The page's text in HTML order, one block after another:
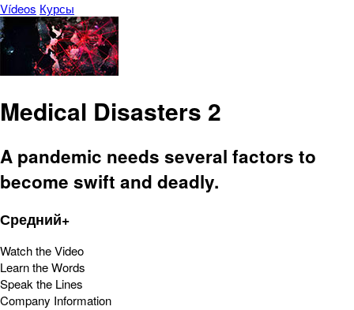
Vídeos Курсы
Medical Disasters 2
A pandemic needs several factors to
become swift and deadly.
Средний+
Watch the Video
Learn the Words
Speak the Lines
Company Information